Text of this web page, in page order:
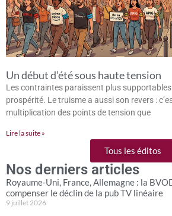
Un début d’été sous haute tension
Les contraintes paraissent plus supportables
prospérité. Le truisme a aussi son revers :
multiplication des points de tension que
Lire la suite »
Tous les éditos
Nos derniers articles
Royaume-Uni, France, Allemagne : la
compenser le déclin de la pub TV linéaire
9 juillet 2026